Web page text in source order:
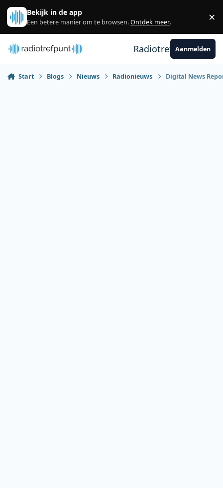
Spring naar bijdragen
Bekijk in de app
Een betere manier om te browsen.Ontdek meer. ×
RadiotrefpuntAanmelden
Start Blogs Nieuws Radionieuws Digital News